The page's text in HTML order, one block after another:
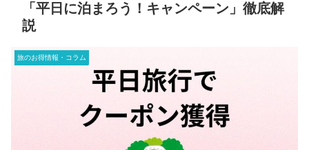
「平日に泊まろう！キャンペーン」徹底解
説
旅のお得情報・コラム